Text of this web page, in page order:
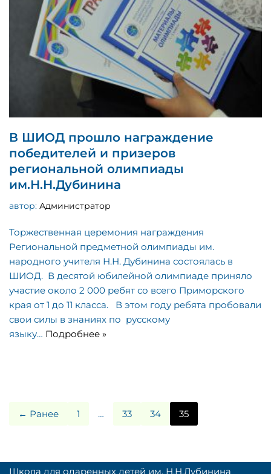
В ШИОД прошло награждение
победителей и призеров
региональной олимпиады
им.Н.Н.Дубинина
автор: Администратор
Торжественная церемония награждения
Региональной предметной олимпиады им.
народного учителя Н.Н. Дубинина состоялась в
ШИОД. В десятой юбилейной олимпиаде приняло
участие около 2 000 ребят со всего Приморского
края от 1 до 11 класса. В этом году ребята пробовали
свои силы в знаниях по русскому
языку… Подробнее »
← Ранее 1 … 33 34 35
Школа для одаренных детей им. Н.Н.Дубинина